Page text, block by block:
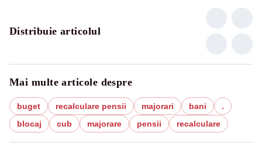
Distribuie articolul
Mai multe articole despre
buget recalculare pensii majorari bani
.
blocaj
cub majorare pensii recalculare